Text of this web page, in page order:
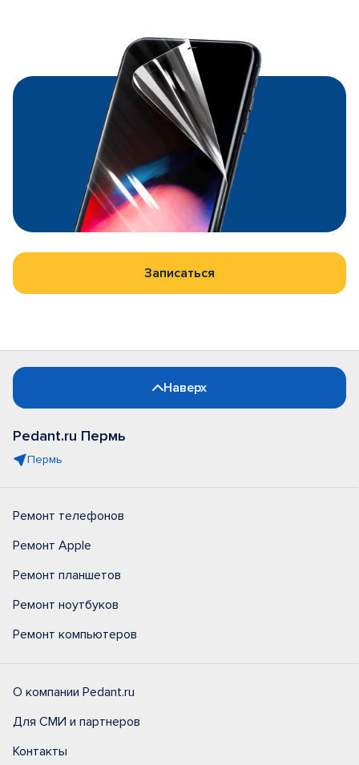
Записаться
Наверх
Pedant.ru Пермь
Пермь
Ремонт телефонов
Ремонт Apple
Ремонт планшетов
Ремонт ноутбуков
Ремонт компьютеров
О компании Pedant.ru
Для СМИ и партнеров
Контакты